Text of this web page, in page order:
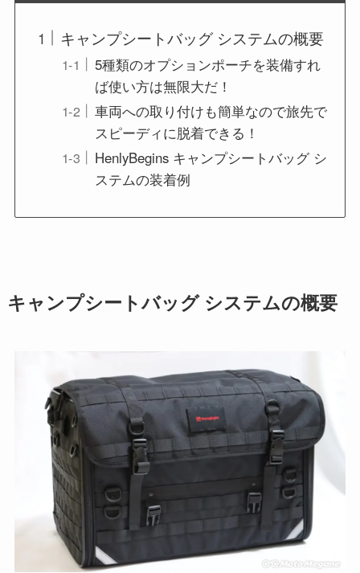
キャンプシートバッグ システムの概要
5種類のオプションポーチを装備すれ
ば使い方は無限大だ！
車両への取り付けも簡単なので旅先で
スピーディに脱着できる！
HenlyBegins キャンプシートバッグ シ
ステムの装着例
キャンプシートバッグ システムの概要